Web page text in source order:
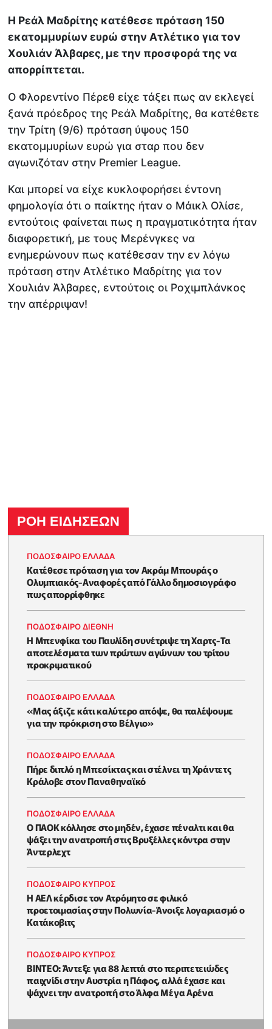
Η Ρεάλ Μαδρίτης κατέθεσε πρόταση 150
εκατομμυρίων ευρώ στην Ατλέτικο για τον
Χουλιάν Άλβαρες, με την προσφορά της να
απορρίπτεται.
Ο Φλορεντίνο Πέρεθ είχε τάξει πως αν εκλεγεί
ξανά πρόεδρος της Ρεάλ Μαδρίτης, θα κατέθετε
την Τρίτη (9/6) πρόταση ύψους 150
εκατομμυρίων ευρώ για σταρ που δεν
αγωνιζόταν στην Premier League.
Και μπορεί να είχε κυκλοφορήσει έντονη
φημολογία ότι ο παίκτης ήταν ο Μάικλ Ολίσε,
εντούτοις φαίνεται πως η πραγματικότητα ήταν
διαφορετική, με τους Μερένγκες να
ενημερώνουν πως κατέθεσαν την εν λόγω
πρόταση στην Ατλέτικο Μαδρίτης για τον
Χουλιάν Άλβαρες, εντούτοις οι Ροχιμπλάνκος
την απέρριψαν!
ΡΟΗ ΕΙΔΗΣΕΩΝ
ΠΟΔΟΣΦΑΙΡΟ ΕΛΛΑΔΑ
Κατέθεσε πρόταση για τον Ακράμ Μπουράς ο
Ολυμπιακός-Αναφορές από Γάλλο δημοσιογράφο
πως απορρίφθηκε
ΠΟΔΟΣΦΑΙΡΟ ΔΙΕΘΝΗ
Η Μπενφίκα του Παυλίδη συνέτριψε τη Χαρτς-Τα
αποτελέσματα των πρώτων αγώνων του τρίτου
προκριματικού
ΠΟΔΟΣΦΑΙΡΟ ΕΛΛΑΔΑ
«Μας άξιζε κάτι καλύτερο απόψε, θα παλέψουμε
για την πρόκριση στο Βέλγιο»
ΠΟΔΟΣΦΑΙΡΟ ΕΛΛΑΔΑ
Πήρε διπλό η Μπεσίκτας και στέλνει τη Χράντετς
Κράλοβε στον Παναθηναϊκό
ΠΟΔΟΣΦΑΙΡΟ ΕΛΛΑΔΑ
Ο ΠΑΟΚ κόλλησε στο μηδέν, έχασε πέναλτι και θα
ψάξει την ανατροπή στις Βρυξέλλες κόντρα στην
Άντερλεχτ
ΠΟΔΟΣΦΑΙΡΟ ΚΥΠΡΟΣ
Η ΑΕΛ κέρδισε τον Ατρόμητο σε φιλικό
προετοιμασίας στην Πολωνία-Άνοιξε λογαριασμό ο
Κατάκοβιτς
ΠΟΔΟΣΦΑΙΡΟ ΚΥΠΡΟΣ
ΒΙΝΤΕΟ: Άντεξε για 88 λεπτά στο περιπετειώδες
παιχνίδι στην Αυστρία η Πάφος, αλλά έχασε και
ψάχνει την ανατροπή στο Άλφα Μέγα Αρένα